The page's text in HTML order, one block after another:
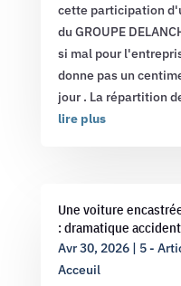
cette participation
du GROUPE
si mal pour
donne pas un
jour . La répartition
lire plus
Une voiture
: dramatique
Avr 30, 2026| 5 -
Acceuil